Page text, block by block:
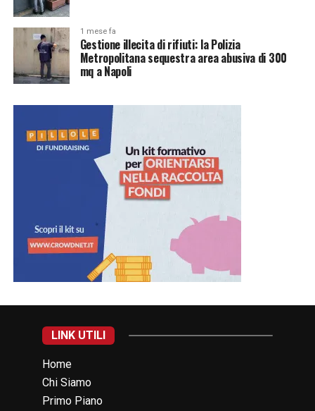
1 mese fa
Gestione illecita di rifiuti: la Polizia
Metropolitana sequestra area abusiva di 300
mq a Napoli
LINK UTILI
Home
Chi Siamo
Primo Piano